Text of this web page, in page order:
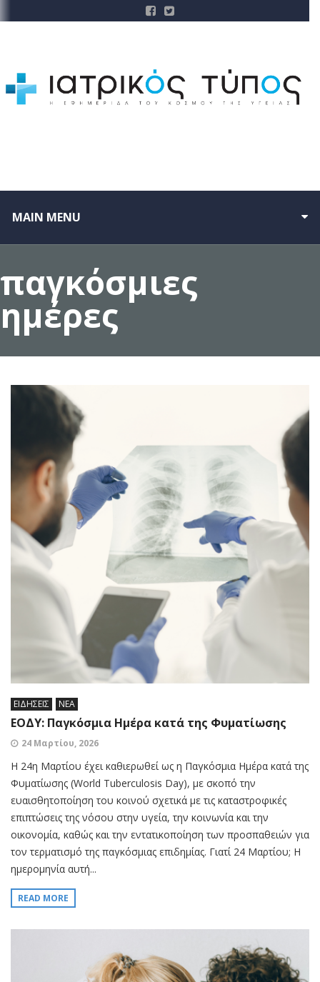
MAIN MENU
παγκόσμιες
ημέρες
ΕΙΔΗΣΕΙΣ ΝΕΑ
ΕΟΔΥ: Παγκόσμια Ημέρα κατά της Φυματίωσης
24 Μαρτίου, 2026
Η 24η Μαρτίου έχει καθιερωθεί ως η Παγκόσμια Ημέρα κατά της
Φυματίωσης (World Tuberculosis Day), με σκοπό την
ευαισθητοποίηση του κοινού σχετικά με τις καταστροφικές
επιπτώσεις της νόσου στην υγεία, την κοινωνία και την
οικονομία, καθώς και την εντατικοποίηση των προσπαθειών για
τον τερματισμό της παγκόσμιας επιδημίας. Γιατί 24 Μαρτίου; Η
ημερομηνία αυτή...
READ MORE